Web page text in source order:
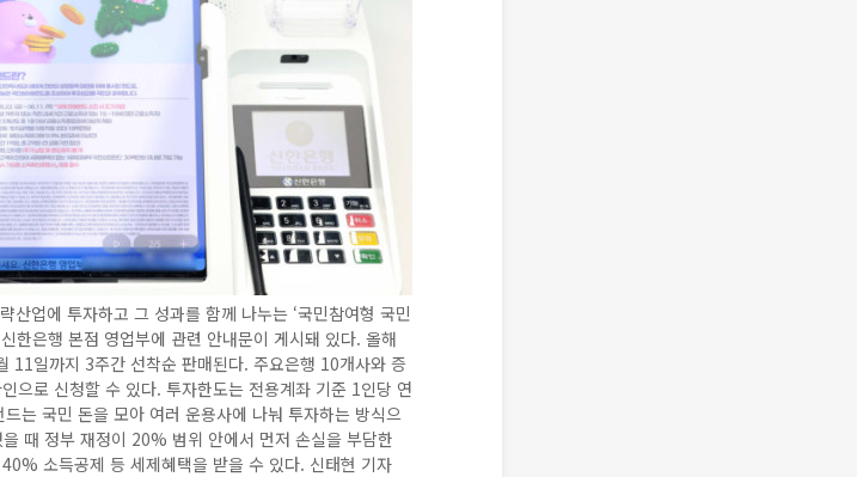
업에 투자하고 그 성과를 함께 나누는 ‘국민참여형 국민
한은행 본점 영업부에 관련 안내문이 게시돼 있다. 올해
11일까지 3주간 선착순 판매된다. 주요은행 10개사와 증
으로 신청할 수 있다. 투자한도는 전용계좌 기준 1인당 연
는 국민 돈을 모아 여러 운용사에 나눠 투자하는 방식으
때 정부 재정이 20% 범위 안에서 먼저 손실을 부담한
소득공제 등 세제혜택을 받을 수 있다. 신태현 기자